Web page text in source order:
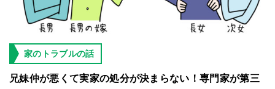
家のトラブルの話
兄妹仲が悪くて実家の処分が決まらない！専門家が第三